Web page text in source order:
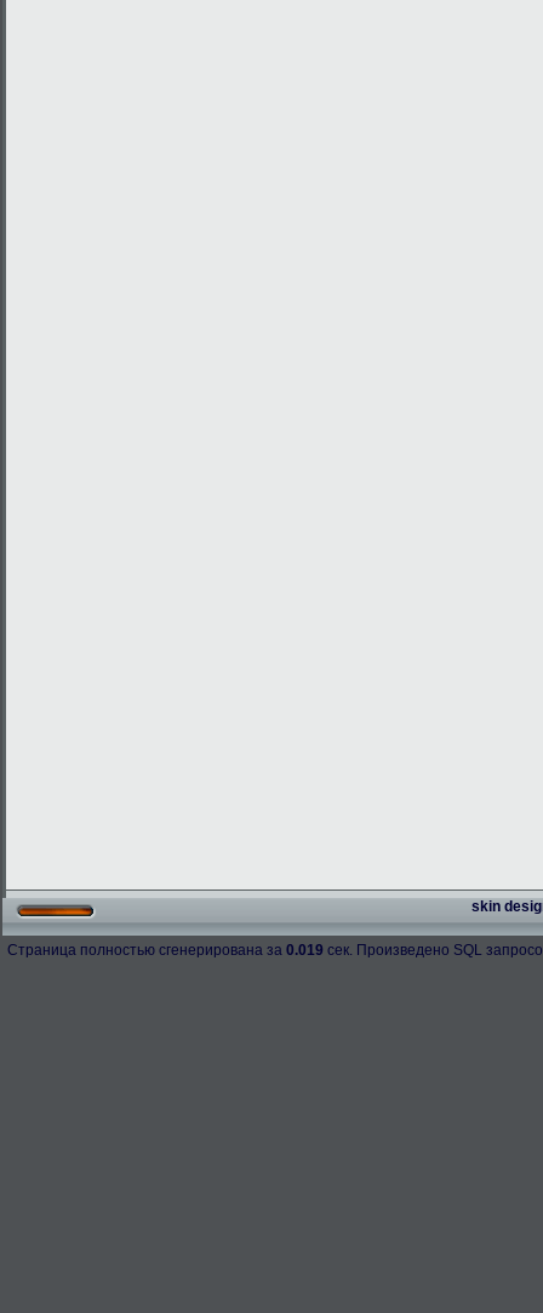
skin
Страница полностью сгенерирована за 0.019 сек. Произведено SQL